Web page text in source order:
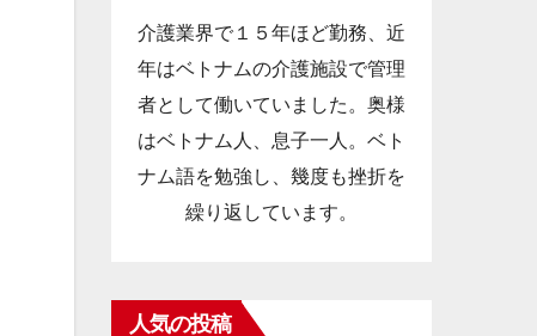
介護業界で１５年ほど勤務、近
年はベトナムの介護施設で管理
者として働いていました。奥様
はベトナム人、息子一人。ベト
ナム語を勉強し、幾度も挫折を
繰り返しています。
人気の投稿